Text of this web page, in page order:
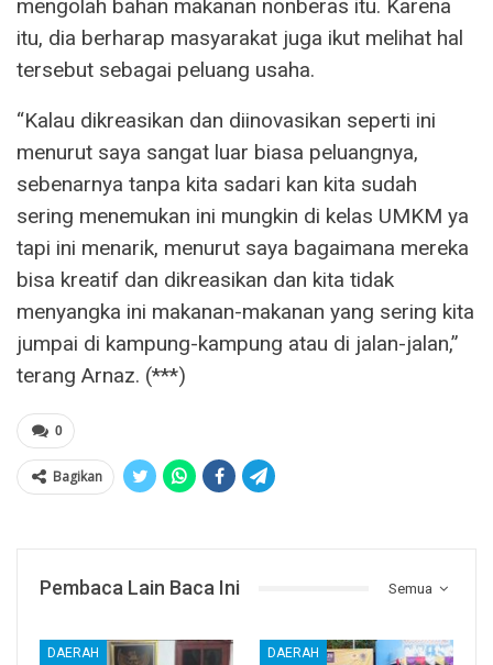
mengolah bahan makanan nonberas itu. Karena
itu, dia berharap masyarakat juga ikut melihat hal
tersebut sebagai peluang usaha.
“Kalau dikreasikan dan diinovasikan seperti ini
menurut saya sangat luar biasa peluangnya,
sebenarnya tanpa kita sadari kan kita sudah
sering menemukan ini mungkin di kelas UMKM ya
tapi ini menarik, menurut saya bagaimana mereka
bisa kreatif dan dikreasikan dan kita tidak
menyangka ini makanan-makanan yang sering kita
jumpai di kampung-kampung atau di jalan-jalan,”
terang Arnaz. (***)
0
Bagikan
Semua
Pembaca Lain Baca Ini
DAERAH DAERAH